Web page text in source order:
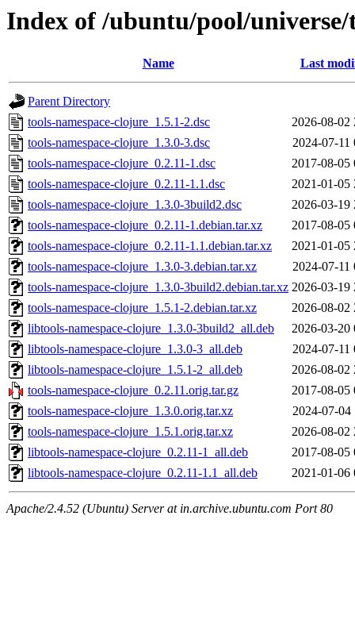
Index of /ubuntu/pool/
Name Last
Parent Directory
tools-namespace-clojure_1.5.1-2.dsc
2026-08-02
tools-namespace-clojure_1.3.0-3.dsc
2024-07-11
tools-namespace-clojure_0.2.11-1.dsc
2017-08-05
tools-namespace-clojure_0.2.11-1.1.dsc
2021-01-05
tools-namespace-clojure_1.3.0-3build2.dsc
2026-03-19
tools-namespace-clojure_0.2.11-1.debian.tar.xz
2017-08-05
tools-namespace-clojure_0.2.11-1.1.debian.tar.xz
2021-01-05
tools-namespace-clojure_1.3.0-3.debian.tar.xz
2024-07-11
tools-namespace-clojure_1.3.0-3build2.debian.tar.xz 2026-03-19
tools-namespace-clojure_1.5.1-2.debian.tar.xz
2026-08-02
libtools-namespace-clojure_1.3.0-3build2_all.deb
2026-03-20
libtools-namespace-clojure_1.3.0-3_all.deb
2024-07-11
libtools-namespace-clojure_1.5.1-2_all.deb
2026-08-02
tools-namespace-clojure_0.2.11.orig.tar.gz
2017-08-05
tools-namespace-clojure_1.3.0.orig.tar.xz
2024-07-04
tools-namespace-clojure_1.5.1.orig.tar.xz
2026-08-02
libtools-namespace-clojure_0.2.11-1_all.deb
2017-08-05
libtools-namespace-clojure_0.2.11-1.1_all.deb
2021-01-06
Apache/2.4.52 (Ubuntu) Server at in.archive.ubuntu.com Port 80